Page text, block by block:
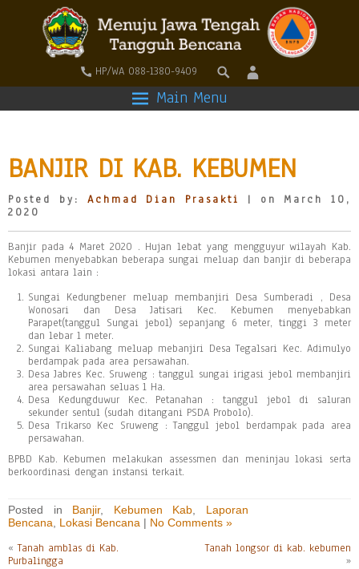
HP/WA 088-1380-9409
Main Menu
BANJIR DI KAB. KEBUMEN
Posted by: Achmad Dian Prasakti
| on March 10,
2020
Banjir pada 4 Maret 2020 . Hujan lebat yang mengguyur wilayah Kab.
Kebumen menyebabkan beberapa sungai meluap dan banjir di beberapa
lokasi antara lain :
Sungai Kedungbener meluap membanjiri Desa Sumberadi , Desa
Wonosari dan Desa Jatisari Kec. Kebumen menyebabkan
Parapet(tanggul Sungai jebol) sepanjang 6 meter, tinggi 3 meter
dan lebar 1 meter.
Sungai Kaliabang meluap mebanjiri Desa Tegalsari Kec. Adimulyo
berdampak pada area persawahan.
Desa Jabres Kec. Sruweng : tanggul sungai irigasi jebol membanjiri
area persawahan seluas 1 Ha.
Desa Kedungduwur Kec. Petanahan : tanggul jebol di saluran
sekunder sentul (sudah ditangani PSDA Probolo).
Desa Trikarso Kec Sruweng : Tanggul jebol berdampak pada area
persawahan.
BPBD Kab. Kebumen melakukan assessmen dan meninjau lokasi serta
berkoordinasi dengan instansi terkait.
Posted in Banjir, Kebumen Kab
Laporan
Bencana
Lokasi Bencana | No Comments »
«Tanah amblas di Kab.
Purbalingga
Tanah longsor di kab. kebumen
»